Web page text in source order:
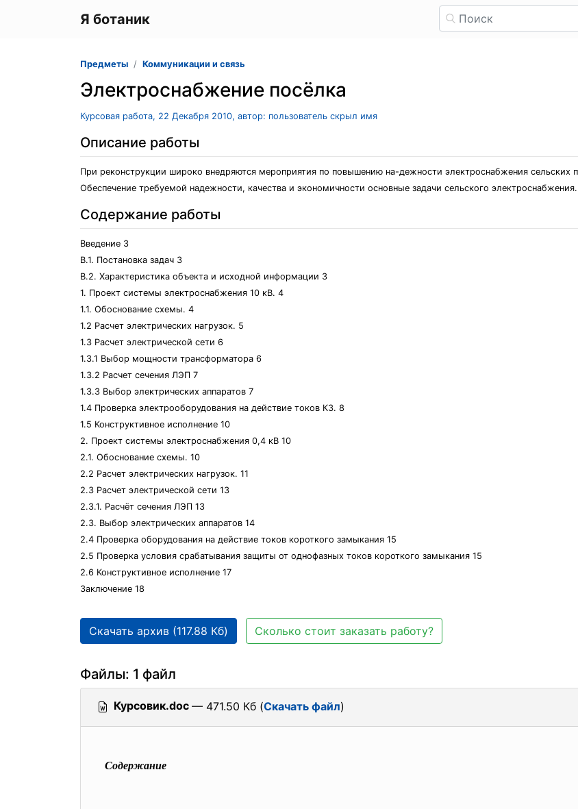
Я ботаник
Предметы Коммуникации и связь
Электроснабжение посёлка
Курсовая работа, 22 Декабря 2010, автор: пользователь скрыл имя
Описание работы
При реконструкции широко внедряются мероприятия по повышению на-дежности электроснабжения сельских
Обеспечение требуемой надежности, качества и экономичности основные задачи сельского электроснабжения.
Содержание работы
Введение 3
В.1. Постановка задач 3
В.2. Характеристика объекта и исходной информации 3
1. Проект системы электроснабжения 10 кВ. 4
1.1. Обоснование схемы. 4
1.2 Расчет электрических нагрузок. 5
1.3 Расчет электрической сети 6
1.3.1 Выбор мощности трансформатора 6
1.3.2 Расчет сечения ЛЭП 7
1.3.3 Выбор электрических аппаратов 7
1.4 Проверка электрооборудования на действие токов КЗ. 8
1.5 Конструктивное исполнение 10
2. Проект системы электроснабжения 0,4 кВ 10
2.1. Обоснование схемы. 10
2.2 Расчет электрических нагрузок. 11
2.3 Расчет электрической сети 13
2.3.1. Расчёт сечения ЛЭП 13
2.3. Выбор электрических аппаратов 14
2.4 Проверка оборудования на действие токов короткого замыкания 15
2.5 Проверка условия срабатывания защиты от однофазных токов короткого замыкания 15
2.6 Конструктивное исполнение 17
Заключение 18
Скачать архив (117.88 Кб) Сколько стоит заказать работу?
Файлы: 1 файл
Курсовик.doc — 471.50 Кб (Скачать файл)
Содержание